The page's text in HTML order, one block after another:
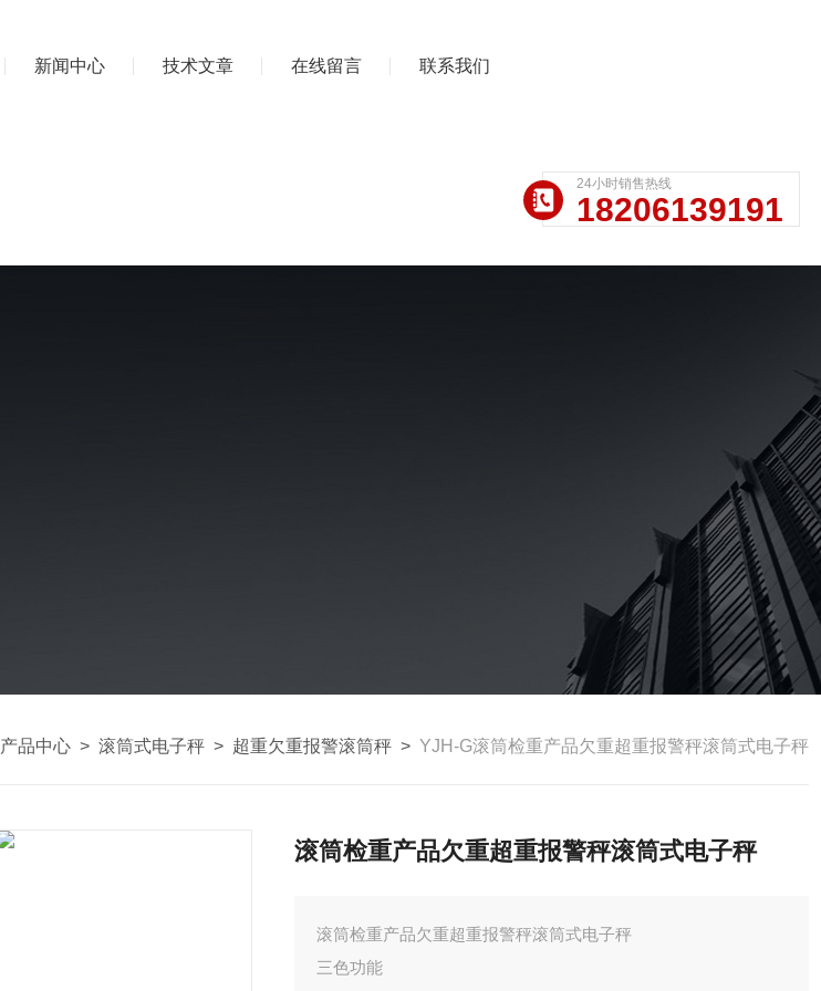
新闻中心 技术文章 在线留言 联系我们
24小时销售热线
18206139191
产品中心 > 滚筒式电子秤 > 超重欠重报警滚筒秤 > YJH-G滚筒检重产品欠重超重报警秤滚筒式电子秤
滚筒检重产品欠重超重报警秤滚筒式电子秤
滚筒检重产品欠重超重报警秤滚筒式电子秤
三色功能